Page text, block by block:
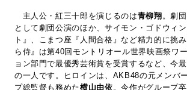
主人公・紅三十郎を演じるのは青柳翔 。劇
として劇団公演のほか、サイモン・ゴドウィ
ト』、こまつ座『人間合格』など精力的に挑
ら侍』は第40回モントリオール世界映画祭ワ
ョン部門で最優秀芸術賞を受賞するなど、今
の一人です。ヒロインは、AKB48の元メンバ
プ総監督も務めた横山由依。今作がグループ